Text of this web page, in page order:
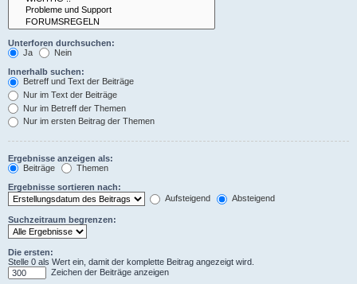
Unterforen durchsuchen:
Ja
Nein
Innerhalb suchen:
Betreff und Text der Beiträge
Nur im Text der Beiträge
Nur im Betreff der Themen
Nur im ersten Beitrag der Themen
Ergebnisse anzeigen als:
Beiträge
Themen
Ergebnisse sortieren nach:
Aufsteigend
Absteigend
Suchzeitraum begrenzen:
Die ersten:
Stelle 0 als Wert ein, damit der komplette Beitrag angezeigt wird.
Zeichen der Beiträge anzeigen